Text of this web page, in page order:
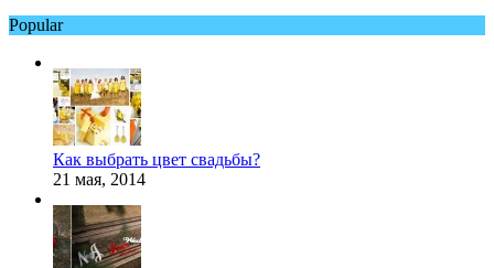
Popular
Как выбрать цвет свадьбы?
21 мая, 2014